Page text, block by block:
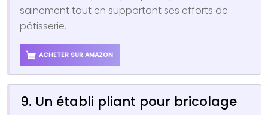
sainement tout en supportant ses efforts de
pâtisserie.
ACHETER SUR AMAZON
9. Un établi pliant pour bricolage